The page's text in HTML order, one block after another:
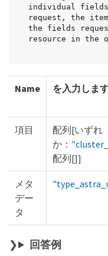
individual
request, the
the fields
resource in the
Name を入力しま
項目
配列[いずれ
か：
配列[]]
メタ
デー
タ
回答例